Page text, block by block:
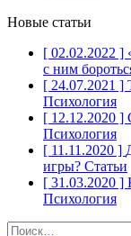
Новые статьи
[ 02.02.2022 ]
с ним
[ 24.07.2021 ]
Психология
[ 12.12.2020 ]
Психология
[ 11.11.2020 ]
игры? Статьи
[ 31.03.2020 ]
Психология
Найти: